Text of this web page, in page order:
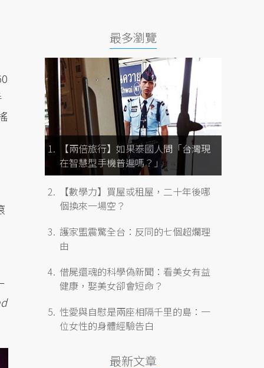
最多瀏覽
【兩倍旅行】如果泰國人問「台灣現
在智慧型手機普遍嗎？」
【數學力】買屋或租屋，二十年後哪
個換來一場空？
護家盟震驚全台：反同的七個超爛理
由
借屍還魂的科學偽新聞：看美女有益
健康，娶美女卻會短命？
性愛與自慰是兩座相隔千里的島：一
位女性的身體經驗告白
最新文章